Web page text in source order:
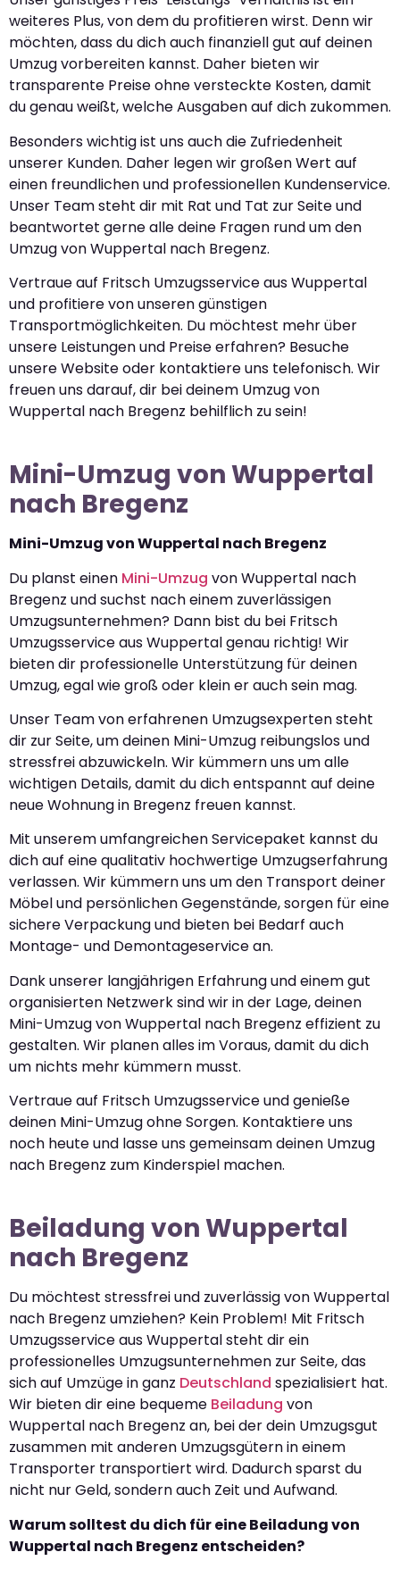
weiteres Plus, von dem du profitieren wirst. Denn wir
möchten, dass du dich auch finanziell gut auf deinen
Umzug vorbereiten kannst. Daher bieten wir
transparente Preise ohne versteckte Kosten, damit
du genau weißt, welche Ausgaben auf dich zukommen.
Besonders wichtig ist uns auch die Zufriedenheit
unserer Kunden. Daher legen wir großen Wert auf
einen freundlichen und professionellen Kundenservice.
Unser Team steht dir mit Rat und Tat zur Seite und
beantwortet gerne alle deine Fragen rund um den
Umzug von Wuppertal nach Bregenz.
Vertraue auf Fritsch Umzugsservice aus Wuppertal
und profitiere von unseren günstigen
Transportmöglichkeiten. Du möchtest mehr über
unsere Leistungen und Preise erfahren? Besuche
unsere Website oder kontaktiere uns telefonisch. Wir
freuen uns darauf, dir bei deinem Umzug von
Wuppertal nach Bregenz behilflich zu sein!
Mini-Umzug von Wuppertal
nach Bregenz
Mini-Umzug von Wuppertal nach Bregenz
Du planst einen Mini-Umzug von Wuppertal nach
Bregenz und suchst nach einem zuverlässigen
Umzugsunternehmen? Dann bist du bei Fritsch
Umzugsservice aus Wuppertal genau richtig! Wir
bieten dir professionelle Unterstützung für deinen
Umzug, egal wie groß oder klein er auch sein mag.
Unser Team von erfahrenen Umzugsexperten steht
dir zur Seite, um deinen Mini-Umzug reibungslos und
stressfrei abzuwickeln. Wir kümmern uns um alle
wichtigen Details, damit du dich entspannt auf deine
neue Wohnung in Bregenz freuen kannst.
Mit unserem umfangreichen Servicepaket kannst du
dich auf eine qualitativ hochwertige Umzugserfahrung
verlassen. Wir kümmern uns um den Transport deiner
Möbel und persönlichen Gegenstände, sorgen für eine
sichere Verpackung und bieten bei Bedarf auch
Montage- und Demontageservice an.
Dank unserer langjährigen Erfahrung und einem gut
organisierten Netzwerk sind wir in der Lage, deinen
Mini-Umzug von Wuppertal nach Bregenz effizient zu
gestalten. Wir planen alles im Voraus, damit du dich
um nichts mehr kümmern musst.
Vertraue auf Fritsch Umzugsservice und genieße
deinen Mini-Umzug ohne Sorgen. Kontaktiere uns
noch heute und lasse uns gemeinsam deinen Umzug
nach Bregenz zum Kinderspiel machen.
Beiladung von Wuppertal
nach Bregenz
Du möchtest stressfrei und zuverlässig von Wuppertal
nach Bregenz umziehen? Kein Problem! Mit Fritsch
Umzugsservice aus Wuppertal steht dir ein
professionelles Umzugsunternehmen zur Seite, das
sich auf Umzüge in ganz Deutschland spezialisiert hat.
Wir bieten dir eine bequeme Beiladung von
Wuppertal nach Bregenz an, bei der dein Umzugsgut
zusammen mit anderen Umzugsgütern in einem
Transporter transportiert wird. Dadurch sparst du
nicht nur Geld, sondern auch Zeit und Aufwand.
Warum solltest du dich für eine Beiladung von
Wuppertal nach Bregenz entscheiden?